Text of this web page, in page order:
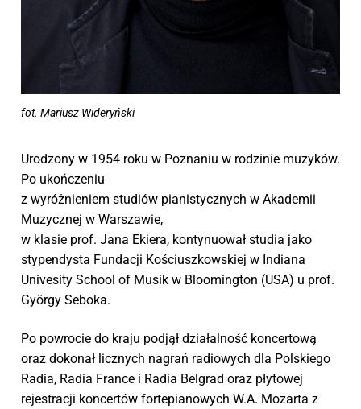
fot. Mariusz Wideryński
Urodzony w 1954 roku w Poznaniu w rodzinie muzyków.
Po ukończeniu
z wyróżnieniem studiów pianistycznych w Akademii
Muzycznej w Warszawie,
w klasie prof. Jana Ekiera, kontynuował studia jako
stypendysta Fundacji Kościuszkowskiej w Indiana
Univesity School of Musik w Bloomington (USA) u prof.
György Seboka.
Po powrocie do kraju podjął działalność koncertową
oraz dokonał licznych nagrań radiowych dla Polskiego
Radia, Radia France i Radia Belgrad oraz płytowej
rejestracji koncertów fortepianowych W.A. Mozarta z